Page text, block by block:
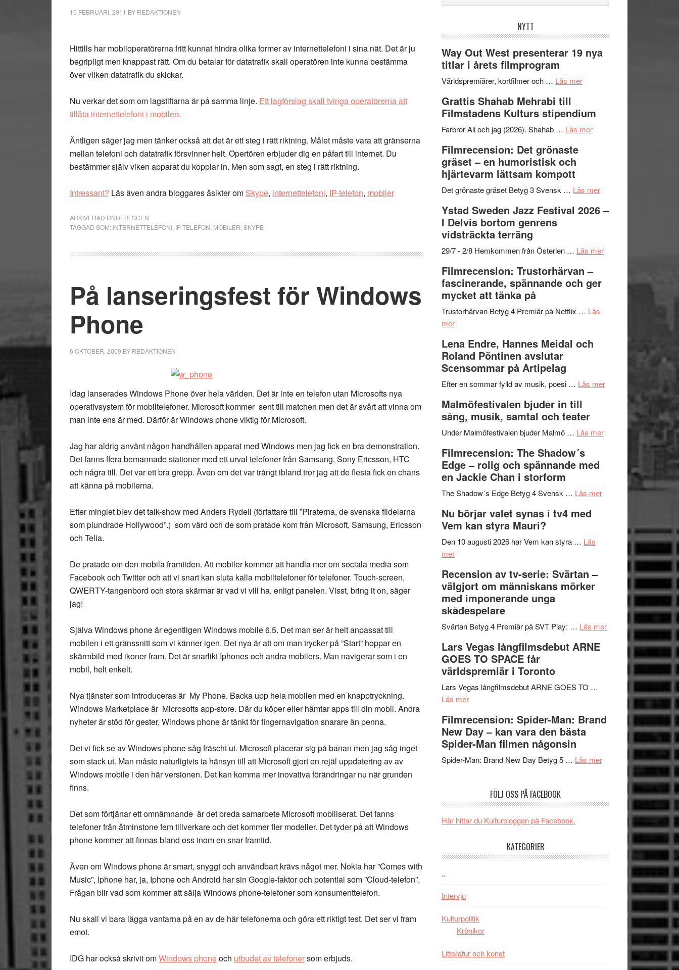
10 FEBRUARI, 2011 BY REDAKTIONEN
Hittills har mobiloperatörerna fritt kunnat hindra olika former av internettelefoni i sina nät. Det är ju
begripligt men knappast rätt. Om du betalar för datatrafik skall operatören inte kunna bestämma
över vilken datatrafik du skickar.
Nu verkar det som om lagstiftarna är på samma linje. Ett lagförslag skall tvinga operatörerna att
tillåta internettelefoni i mobilen.
Äntligen säger jag men tänker också att det är ett steg i rätt riktning. Målet måste vara att gränserna
mellan telefoni och datatrafik försvinner helt. Opertören erbjuder dig en påfart till internet. Du
bestämmer själv viken apparat du kopplar in. Men som sagt, en steg i rätt riktning.
Intressant? Läs även andra bloggares åsikter om Skype, internettelefoni, IP-telefon, mobiler
ARKIVERAD UNDER:SCEN
TAGGAD SOM: INTERNETTELEFONI IP-TELEFON MOBILER SKYPE
På lanseringsfest för Windows
Phone
6 OKTOBER, 2009 BY REDAKTIONEN
Idag lanserades Windows Phone över hela världen. Det är inte en telefon utan Microsofts nya
operativsystem för mobiltelefoner. Microsoft kommer sent till matchen men det är svårt att vinna om
man inte ens är med. Därför är Windows phone viktig för Microsoft.
Jag har aldrig använt någon handhållen apparat med Windows men jag fick en bra demonstration.
Det fanns flera bemannade stationer med ett urval telefoner från Samsung, Sony Ericsson, HTC
och några till. Det var ett bra grepp. Även om det var trångt ibland tror jag att de flesta fick en chans
att känna på mobilerna.
Efter minglet blev det talk-show med Anders Rydell (författare till ”Piraterna, de svenska fildelarna
som plundrade Hollywood”.) som värd och de som pratade kom från Microsoft, Samsung, Ericsson
och Telia.
De pratade om den mobila framtiden. Att mobiler kommer att handla mer om sociala media som
Facebook och Twitter och att vi snart kan sluta kalla mobiltelefoner för telefoner. Touch-screen,
QWERTY-tangenbord och stora skärmar är vad vi vill ha, enligt panelen. Visst, bring it on, säger
jag!
Själva Windows phone är egentligen Windows mobile 6.5. Det man ser är helt anpassat till
mobilen i ett gränssnitt som vi känner igen. Det nya är att om man trycker på ”Start” hoppar en
skärmbild med ikoner fram. Det är snarlikt Iphones och andra mobilers. Man navigerar som i en
mobil, helt enkelt.
Nya tjänster som introduceras är My Phone. Backa upp hela mobilen med en knapptryckning.
Windows Marketplace är Microsofts app-store. Där du köper eller hämtar apps till din mobil. Andra
nyheter är stöd för gester, Windows phone är tänkt för fingernavigation snarare än penna.
Det vi fick se av Windows phone såg fräscht ut. Microsoft placerar sig på banan men jag såg inget
som stack ut. Man måste naturligtvis ta hänsyn till att Microsoft gjort en rejäl uppdatering av av
Windows mobile i den här versionen. Det kan komma mer inovativa förändringar nu när grunden
finns.
Det som förtjänar ett omnämnande är det breda samarbete Microsoft mobiliserat. Det fanns
telefoner från åtminstone fem tillverkare och det kommer fler modeller. Det tyder på att Windows
phone kommer att finnas bland oss inom en snar framtid.
Även om Windows phone är smart, snyggt och användbart krävs något mer. Nokia har ”Comes with
Music”, Iphone har, ja, Iphone och Android har sin Google-faktor och potential som ”Cloud-telefon”.
Frågan blir vad som kommer att sälja Windows phone-telefoner som konsumenttelefon.
Nu skall vi bara lägga vantarna på en av de här telefonerna och göra ett riktigt test. Det ser vi fram
emot.
IDG har också skrivit omWindows phoneoch utbudet av telefonersom erbjuds.
webbplatsen
NYTT
Way Out West presenterar 19 nya
titlar i årets filmprogram
Världspremiärer, kortfilmer och … Läs merom
West
presenterar
årets
Grattis Shahab Mehrabi till
Filmstadens Kulturs stipendium
Farbror Ali och jag (2026). Shahab … Läs merom
Filmstadens
stipendium
Filmrecension: Det grönaste
gräset – en humoristisk och
hjärtevarm lättsam kompott
Det grönaste gräset Betyg 3 Svensk … Läs merom
Det
–
och
Ystad Sweden Jazz Festival 2026 –
I Delvis bortom genrens
vidsträckta terräng
29/7 - 2/8 Hemkommen från Österlen … Läs merom
vidsträckta
Filmrecension: Trustorhärvan –
fascinerande, spännande och ger
mycket att tänka på
Trustorhärvan Betyg 4 Premiär på Netflix … Läs
merom
Trustorhärvan
–
fascinerande,
spännande
ger
mycket
att
på
Lena Endre, Hannes Meidal och
Roland Pöntinen avslutar
Scensommar på Artipelag
Efter en sommar fylld av musik, poesi … Läs merom
Hannes
Pöntinen
Scensommar
Malmöfestivalen bjuder in till
sång, musik, samtal och teater
Under Malmöfestivalen bjuder Malmö … Läs merom
Malmöfestivalen
Filmrecension: The Shadow´s
Edge – rolig och spännande med
en Jackie Chan i storform
The Shadow´s Edge Betyg 4 Svensk … Läs merom
Shadow
en
storform
Nu börjar valet synas i tv4 med
Vem kan styra Mauri?
Den 10 augusti 2026 har Vem kan styra … Läs
merom
börjar
valet
synas
i
tv4
Vem
kan
styra
Mauri?
Recension av tv-serie: Svärtan –
välgjort om människans mörker
med imponerande unga
skådespelare
Svärtan Betyg 4 Premiär på SVT Play: … Läs merom
Recension
välgjort
människans
mörker
skådespelare
Lars Vegas långfilmsdebut ARNE
GOES TO SPACE får
världspremiär i Toronto
Lars Vegas långfilmsdebut ARNE GOES TO …
Läs merom
Vegas
långfilmsdebut
ARNE
GOES
världspremiär
i
Filmrecension: Spider-Man: Brand
New Day – kan vara den bästa
Spider-Man filmen någonsin
Spider-Man: Brand New Day Betyg 5 … Läs merom
Brand
kan
FÖLJ OSS PÅ FACEBOOK
Här hittar du Kulturbloggen på Facebook.
KATEGORIER
..
Intervju
Kulturpolitik
Krönikor
Litteratur och konst